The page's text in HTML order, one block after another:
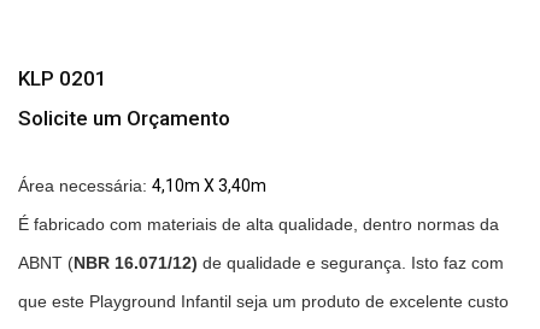
KLP 0201
Solicite um Orçamento
Área necessária: 4,10m X 3,40m
É fabricado com materiais de alta qualidade, dentro normas da
ABNT (NBR 16.071/12) de qualidade e segurança. Isto faz com
que este Playground Infantil seja um produto de excelente custo